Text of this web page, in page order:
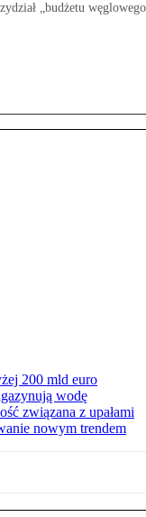
„budżetu
200 mld euro
wodę
związana z upałami
nowym trendem